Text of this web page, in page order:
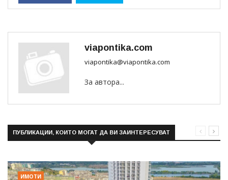
viapontika.com
viapontika@viapontika.com
За автора...
ПУБЛИКАЦИИ, КОИТО МОГАТ ДА ВИ ЗАИНТЕРЕСУВАТ
ИМОТИ